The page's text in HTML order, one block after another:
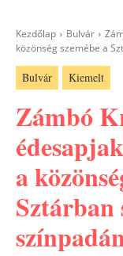
Kezdőlap Bulvár
közönség szemébe a
Bulvár Kiemelt
Zámbó
a